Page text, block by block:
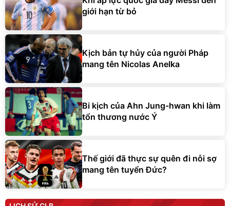
giới hạn từ bỏ
Kịch bản tự hủy của người Pháp
mang tên Nicolas Anelka
Bi kịch của Ahn Jung-hwan khi làm
tổn thương nước Ý
Thế giới đã thực sự quên đi nỗi sợ
mang tên tuyển Đức?